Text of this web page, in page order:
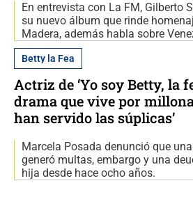
En entrevista con La FM, Gilberto
su nuevo álbum que rinde
Madera, además habla sobre
Betty la Fea
Actriz de ‘Yo soy Betty, la
drama que vive por
han servido las súplicas’
Marcela Posada denunció que
generó multas, embargo y una
hija desde hace ocho años.